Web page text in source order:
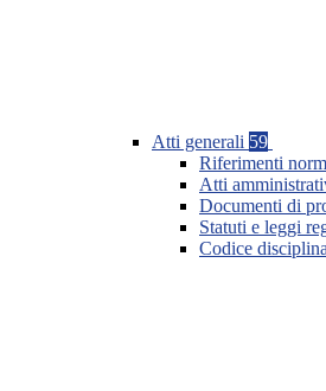
Atti generali 59
Riferimenti
Atti
Documenti di
Statuti e leggi
Codice